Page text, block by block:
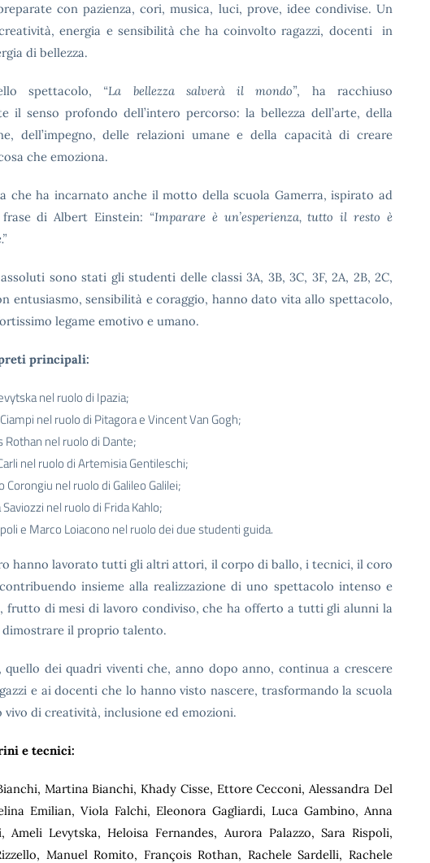
con pazienza, cori, musica, luci, prove, idee condivise. Un
energia e sensibilità che ha coinvolto ragazzi, docenti in
di bellezza.
spettacolo, “La bellezza salverà il mondo”, ha racchiuso
il senso profondo dell’intero percorso: la bellezza dell’arte, della
dell’impegno, delle relazioni umane e della capacità di creare
che emoziona.
che ha incarnato anche il motto della scuola Gamerra, ispirato ad
di Albert Einstein: “Imparare è un’esperienza, tutto il resto è
sono stati gli studenti delle classi 3A, 3B, 3C, 3F, 2A, 2B, 2C,
entusiasmo, sensibilità e coraggio, hanno dato vita allo spettacolo,
legame emotivo e umano.
principali:
nel ruolo di Ipazia;
nel ruolo di Pitagora e Vincent Van Gogh;
Rothan nel ruolo di Dante;
nel ruolo di Artemisia Gentileschi;
Corongiu nel ruolo di Galileo Galilei;
nel ruolo di Frida Kahlo;
e Marco Loiacono nel ruolo dei due studenti guida.
hanno lavorato tutti gli altri attori, il corpo di ballo, i tecnici, il coro
insieme alla realizzazione di uno spettacolo intenso e
frutto di mesi di lavoro condiviso, che ha offerto a tutti gli alunni la
il proprio talento.
dei quadri viventi che, anno dopo anno, continua a crescere
e ai docenti che lo hanno visto nascere, trasformando la scuola
vivo di creatività, inclusione ed emozioni.
e tecnici:
Martina Bianchi, Khady Cisse, Ettore Cecconi, Alessandra Del
Emilian, Viola Falchi, Eleonora Gagliardi, Luca Gambino, Anna
Ameli Levytska, Heloisa Fernandes, Aurora Palazzo, Sara Rispoli,
Manuel Romito, François Rothan, Rachele Sardelli, Rachele